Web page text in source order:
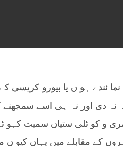
ئندے ہو ں یا بیورو کریسی
نہ دی اور نہ ہی اسے
کو ٹلی ستیاں سمیت کہو ٹہ
کے مقابلے میں یہاں کیو ں